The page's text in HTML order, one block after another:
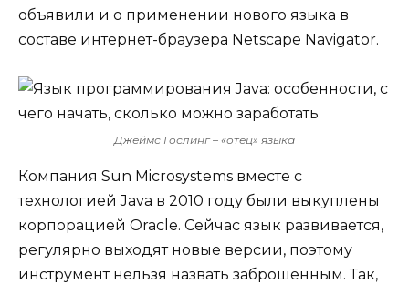
объявили и о применении нового языка в
составе интернет-браузера Netscape Navigator.
Джеймс Гослинг – «отец» языка
Компания Sun Microsystems вместе с
технологией Java в 2010 году были выкуплены
корпорацией Oracle. Сейчас язык развивается,
регулярно выходят новые версии, поэтому
инструмент нельзя назвать заброшенным. Так,